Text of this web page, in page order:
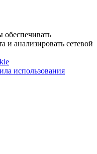
и анализировать сетевой
использования